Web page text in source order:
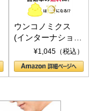
ウンコノミクス
(インターナショナ
ル新書)¥1,045（税込）